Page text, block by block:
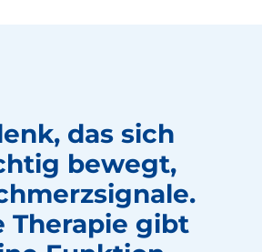
das sich
bewegt,
Therapie gibt